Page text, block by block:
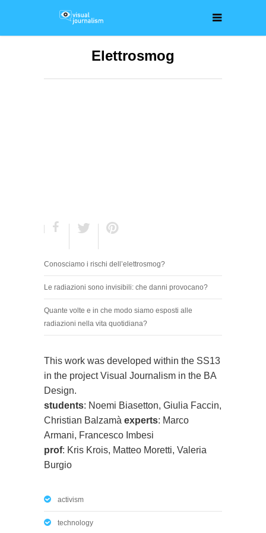
Elettrosmog
Conosciamo i rischi dell’elettrosmog?
Le radiazioni sono invisibili: che danni provocano?
Quante volte e in che modo siamo esposti alle
radiazioni nella vita quotidiana?
This work was developed within the SS13
in the project Visual Journalism in the BA
Design.
students: Noemi Biasetton, Giulia Faccin,
Christian Balzamà experts: Marco
Armani, Francesco Imbesi
prof: Kris Krois, Matteo Moretti, Valeria
Burgio
activism
technology